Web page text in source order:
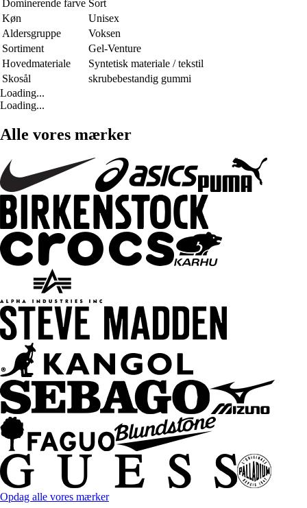
Dominerende farve Sort
Køn
Unisex
Aldersgruppe
Voksen
Sortiment
Gel-Venture
Hovedmateriale
Syntetisk materiale / tekstil
Skosål
skrubebestandig gummi
Loading...
Loading...
Alle vores mærker
Opdag alle vores mærker